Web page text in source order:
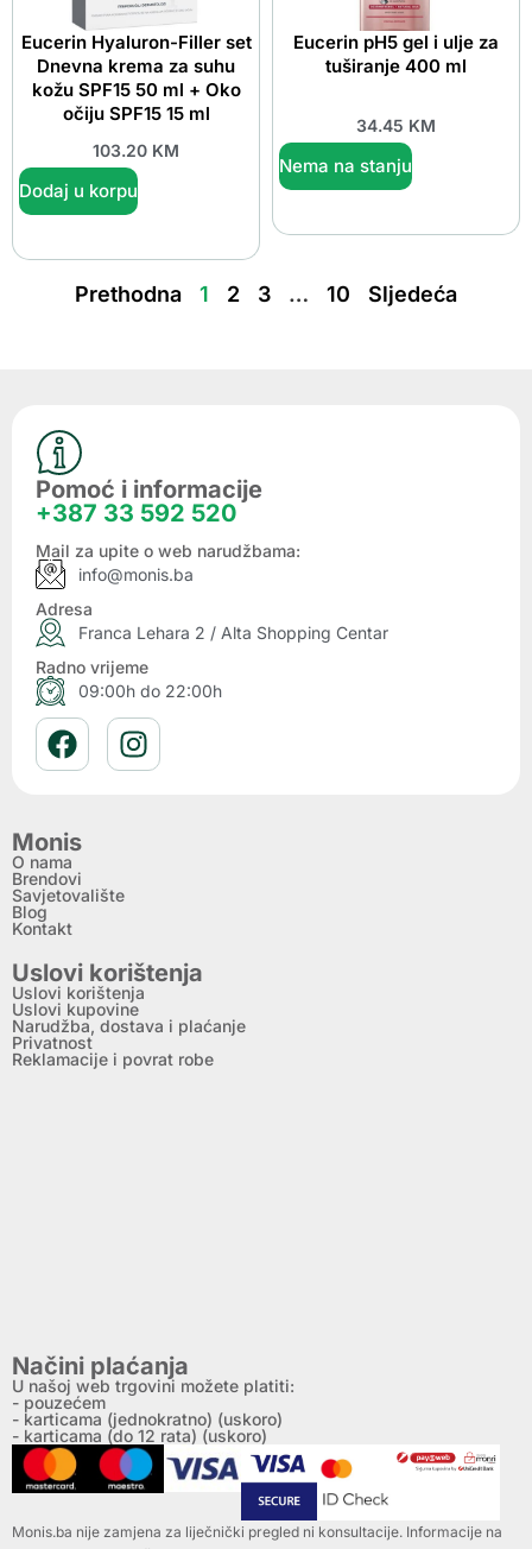
Eucerin Hyaluron-Filler set
Dnevna krema za suhu
kožu SPF15 50 ml + Oko
očiju SPF15 15 ml
103.20 KM
Dodaj u korpu
Eucerin pH5 gel i ulje za
tuširanje 400 ml
34.45 KM
Nema na stanju
Prethodna 1 2 3 … 10 Sljedeća
Pomoć i informacije
+387 33 592 520
Mail za upite o web narudžbama:
info@monis.ba
Adresa
Franca Lehara 2 / Alta Shopping Centar
Radno vrijeme
09:00h do 22:00h
Monis
O nama
Brendovi
Savjetovalište
Blog
Kontakt
Uslovi korištenja
Uslovi korištenja
Uslovi kupovine
Narudžba, dostava i plaćanje
Privatnost
Reklamacije i povrat robe
Načini plaćanja
U našoj web trgovini možete platiti:
- pouzećem
- karticama (jednokratno) (uskoro)
- karticama (do 12 rata) (uskoro)
Monis.ba nije zamjena za liječnički pregled ni konsultacije. Informacije na